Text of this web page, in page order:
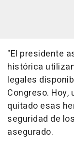
"El presidente
histórica
legales
Congreso.
quitado esas
seguridad de
asegurado.